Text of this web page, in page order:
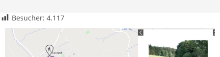
Besucher: 4.117